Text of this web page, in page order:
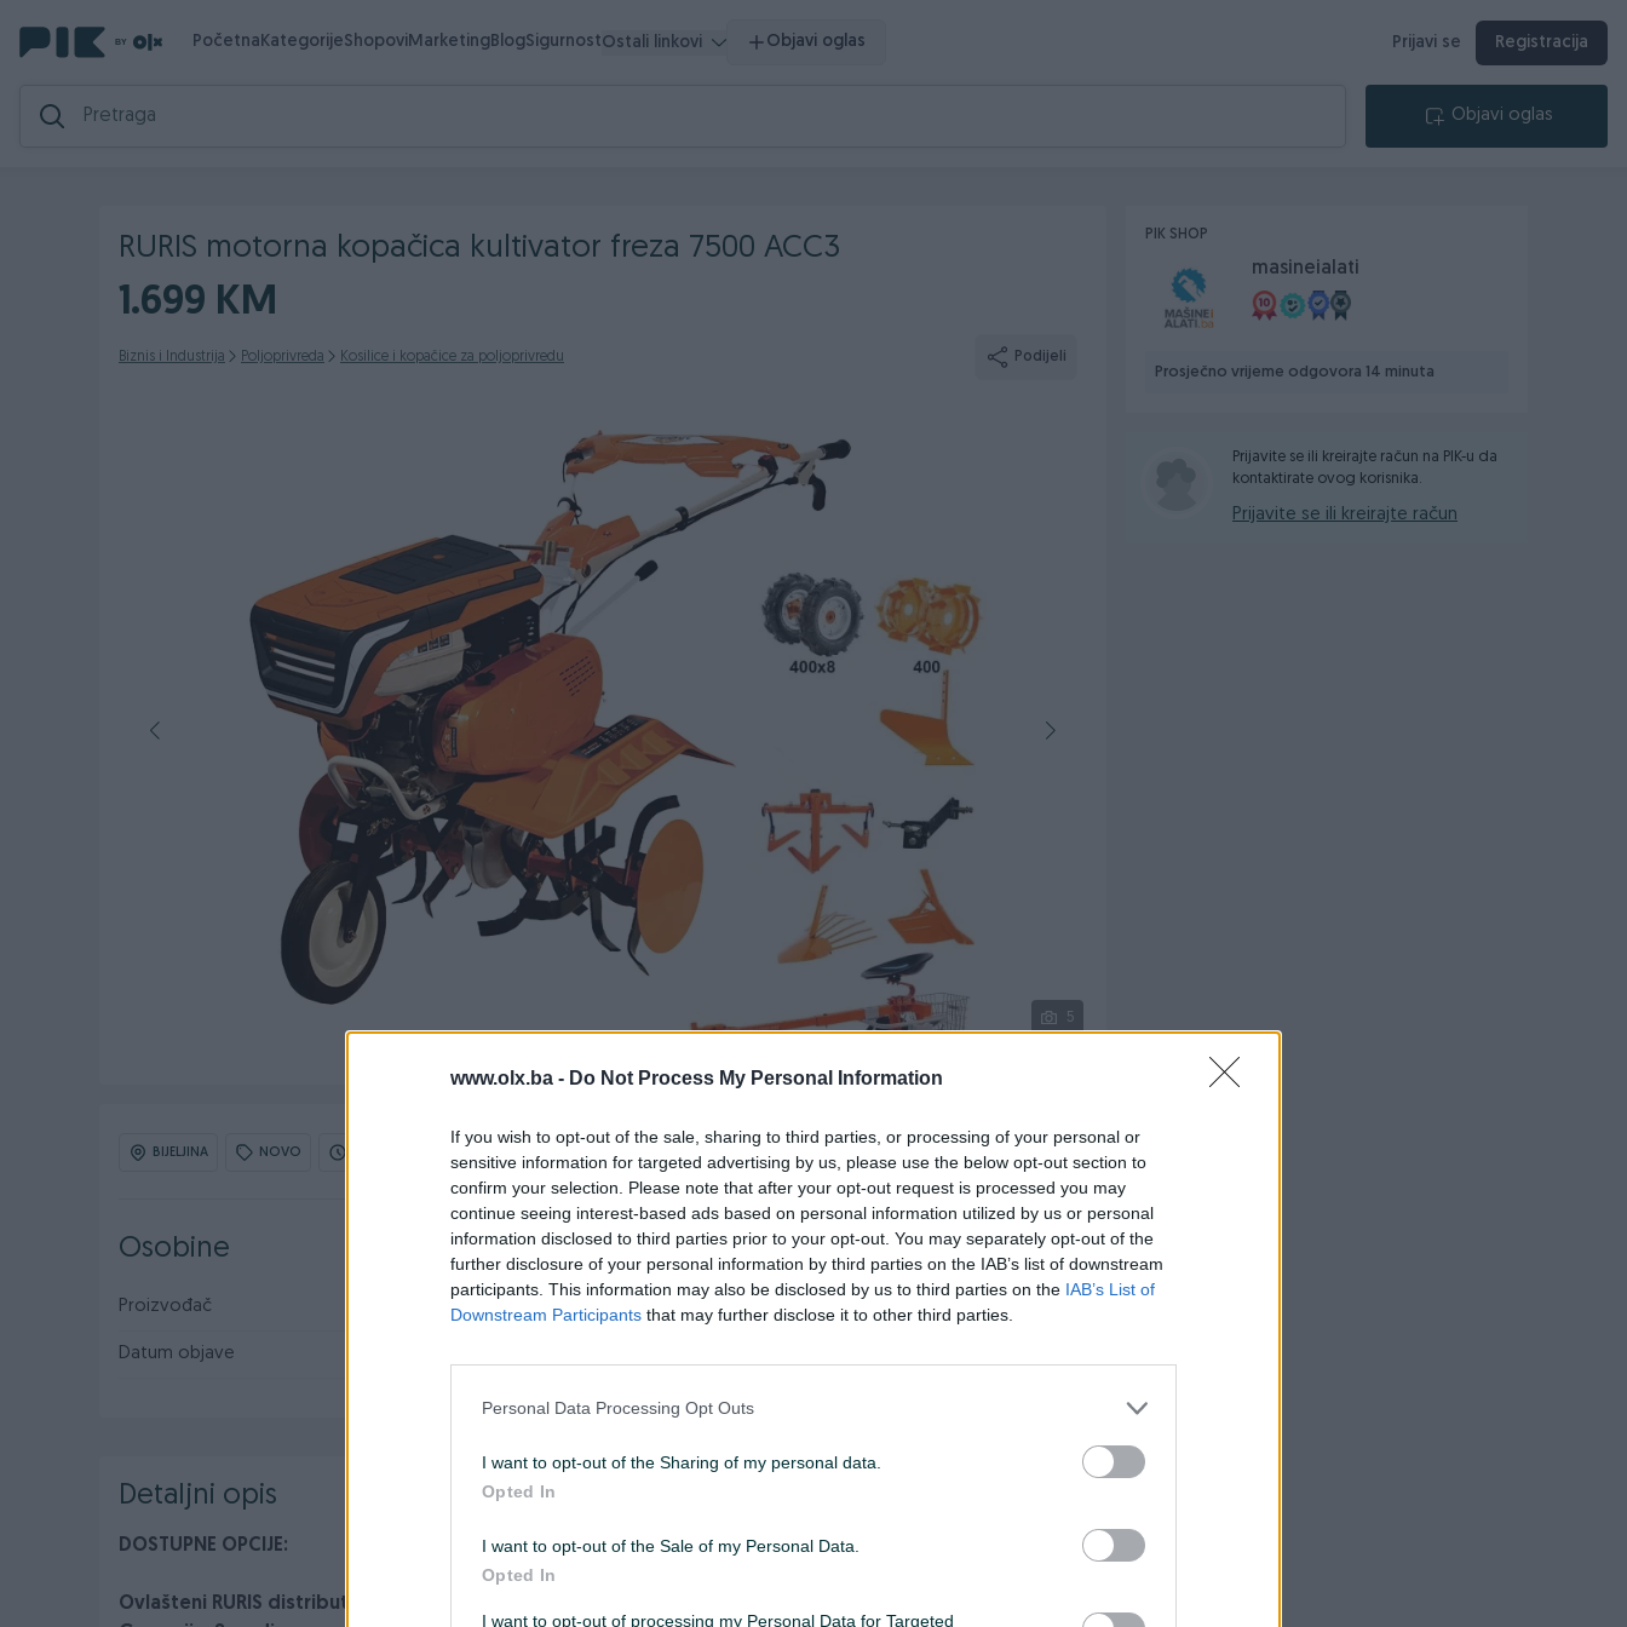
www.olx.ba - Do Not Process My Personal Information
If you wish to opt-out of the sale, sharing to third parties, or processing of your personal or
sensitive information for targeted advertising by us, please use the below opt-out section to
confirm your selection. Please note that after your opt-out request is processed you may
continue seeing interest-based ads based on personal information utilized by us or personal
information disclosed to third parties prior to your opt-out. You may separately opt-out of the
further disclosure of your personal information by third parties on the IAB’s list of downstream
participants. This information may also be disclosed by us to third parties on the IAB’s List of
Downstream Participants that may further disclose it to other third parties.
Personal Data Processing Opt Outs
I want to opt-out of the Sharing of my personal data.
Opted In
I want to opt-out of the Sale of my Personal Data.
Opted In
I want to opt-out of processing my Personal Data for Targeted
PočetnaKategorijeShopoviMarketingBlogSigurnostOstali linkovi Objavi oglas Prijavi se Registracija
Objavi oglas
RURIS motorna kopačica kultivator freza 7500 ACC3
1.699 KM
Biznis i Industrija Poljoprivreda Kosilice i kopačice za poljoprivredu Podijeli
5
BIJELJINA NOVO
Osobine
Proizvođač Vrsta oglasa Prodaja
Datum objave
Detaljni opis
DOSTUPNE OPCIJE:
Ovlašteni RURIS distributer www.masineialati.ba
PIK SHOP
masineialati
Prosječno vrijeme odgovora 14 minuta
Prijavite se ili kreirajte račun na PIK-u da
kontaktirate ovog korisnika.
Prijavite se ili kreirajte račun